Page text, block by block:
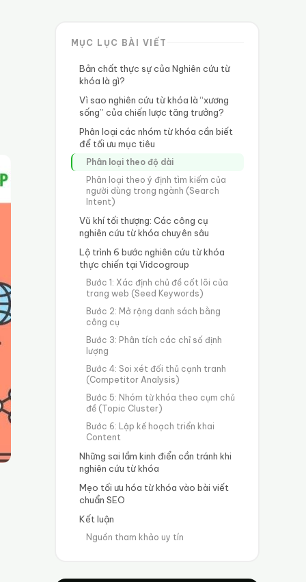
MỤC LỤC BÀI VIẾT
Bản chất thực sự của Nghiên cứu từ
khóa là gì?
Vì sao nghiên cứu từ khóa là “xương
sống” của chiến lược tăng trưởng?
Phân loại các nhóm từ khóa cần biết
để tối ưu mục tiêu
Phân loại theo độ dài
Phân loại theo ý định tìm kiếm của
người dùng trong ngành (Search
Intent)
Vũ khí tối thượng: Các công cụ
nghiên cứu từ khóa chuyên sâu
Lộ trình 6 bước nghiên cứu từ khóa
thực chiến tại Vidcogroup
Bước 1: Xác định chủ đề cốt lõi của
trang web (Seed Keywords)
Bước 2: Mở rộng danh sách bằng
công cụ
Bước 3: Phân tích các chỉ số định
lượng
Bước 4: Soi xét đối thủ cạnh tranh
(Competitor Analysis)
Bước 5: Nhóm từ khóa theo cụm chủ
đề (Topic Cluster)
Bước 6: Lập kế hoạch triển khai
Content
Những sai lầm kinh điển cần tránh khi
nghiên cứu từ khóa
Mẹo tối ưu hóa từ khóa vào bài viết
chuẩn SEO
Kết luận
Nguồn tham khảo uy tín